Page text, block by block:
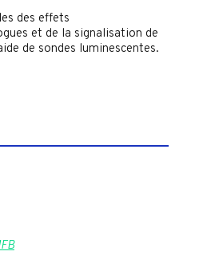
des effets
et de la signalisation de
de sondes luminescentes.